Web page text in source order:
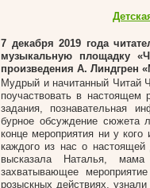
7 декабря 2019 года
музыкальную площадку
произведения А. Линдгрен
Мудрый и начитанный Читай
поучаствовать в настоящем
задания, познавательная
бурное обсуждение сюжета
конце мероприятия ни у
каждого из нас о
высказала Наталья,
захватывающее
розыскных действиях,